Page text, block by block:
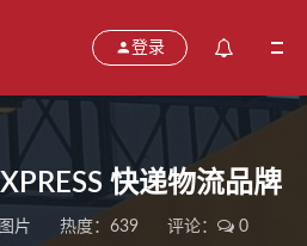
登录
快递物流品牌
图片 热度：639 评论：
0